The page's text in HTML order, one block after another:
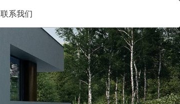
联系我们